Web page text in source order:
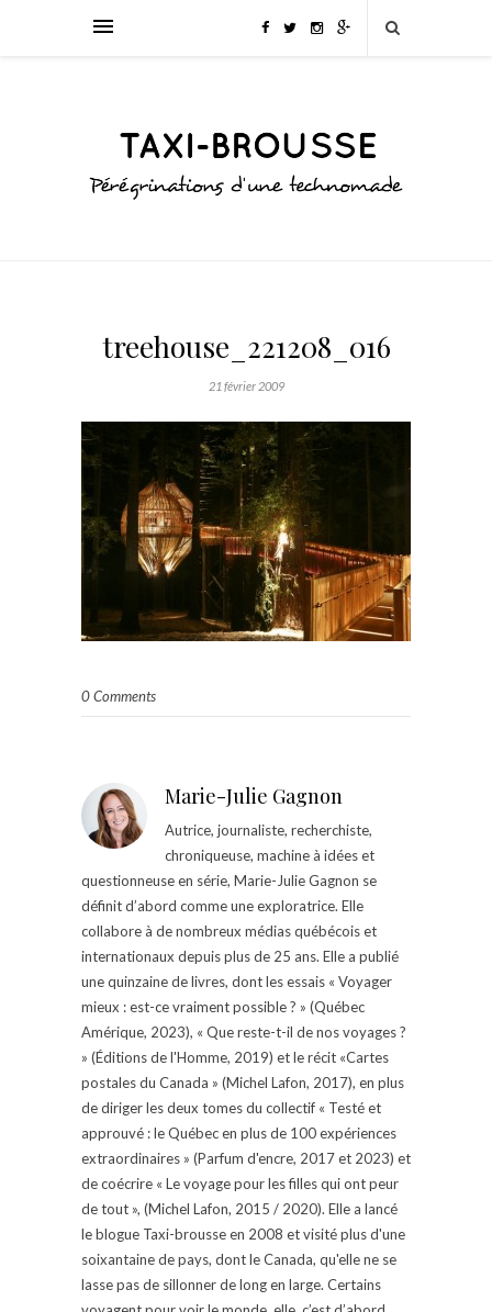
treehouse_221208_016
21 février 2009
0 Comments
Marie-Julie Gagnon
Autrice, journaliste, recherchiste,
chroniqueuse, machine à idées et
questionneuse en série, Marie-Julie Gagnon se
définit d’abord comme une exploratrice. Elle
collabore à de nombreux médias québécois et
internationaux depuis plus de 25 ans. Elle a publié
une quinzaine de livres, dont les essais « Voyager
mieux : est-ce vraiment possible ? » (Québec
Amérique, 2023), « Que reste-t-il de nos voyages ?
» (Éditions de l'Homme, 2019) et le récit «Cartes
postales du Canada » (Michel Lafon, 2017), en plus
de diriger les deux tomes du collectif « Testé et
approuvé : le Québec en plus de 100 expériences
extraordinaires » (Parfum d'encre, 2017 et 2023) et
de coécrire « Le voyage pour les filles qui ont peur
de tout », (Michel Lafon, 2015 / 2020). Elle a lancé
le blogue Taxi-brousse en 2008 et visité plus d'une
soixantaine de pays, dont le Canada, qu'elle ne se
lasse pas de sillonner de long en large. Certains